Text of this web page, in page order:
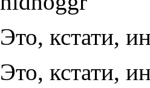
Это, кстати,
Это, кстати,